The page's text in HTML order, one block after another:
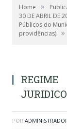
Home »
30 DE ABRIL DE
Públicos do
providências) »
REGIME
POR